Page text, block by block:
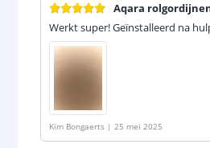
Aqara
Werkt super! Geïnstalleerd na
Kim Bongaerts | 25 mei 2025